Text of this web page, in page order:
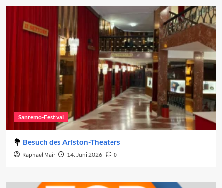
Sanremo-Festival
Besuch des Ariston-Theaters
Raphael Mair 14. Juni 2026 0